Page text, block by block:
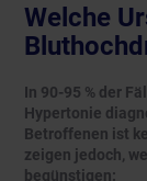
Welche
In 90-95 % der
Hypertonie
Betroffenen ist
zeigen jedoch,
begünstigen: